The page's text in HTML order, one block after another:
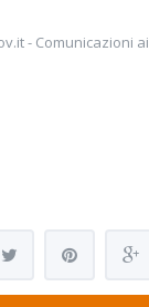
- Comunicazioni ai